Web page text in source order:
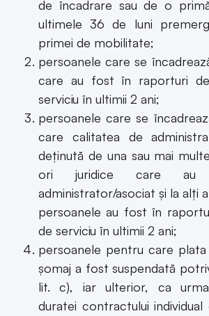
de încadrare sau de o
ultimele 36 de luni
primei de mobilitate;
persoanele care se
care au fost în raporturi
serviciu în ultimii 2 ani;
persoanele care se
care calitatea de
deţinută de una sau mai
ori juridice care au
administrator/asociat şi la alţi
persoanele au fost în
de serviciu în ultimii 2 ani;
persoanele pentru care plata
şomaj a fost suspendată
lit. c), iar ulterior, ca
duratei contractului